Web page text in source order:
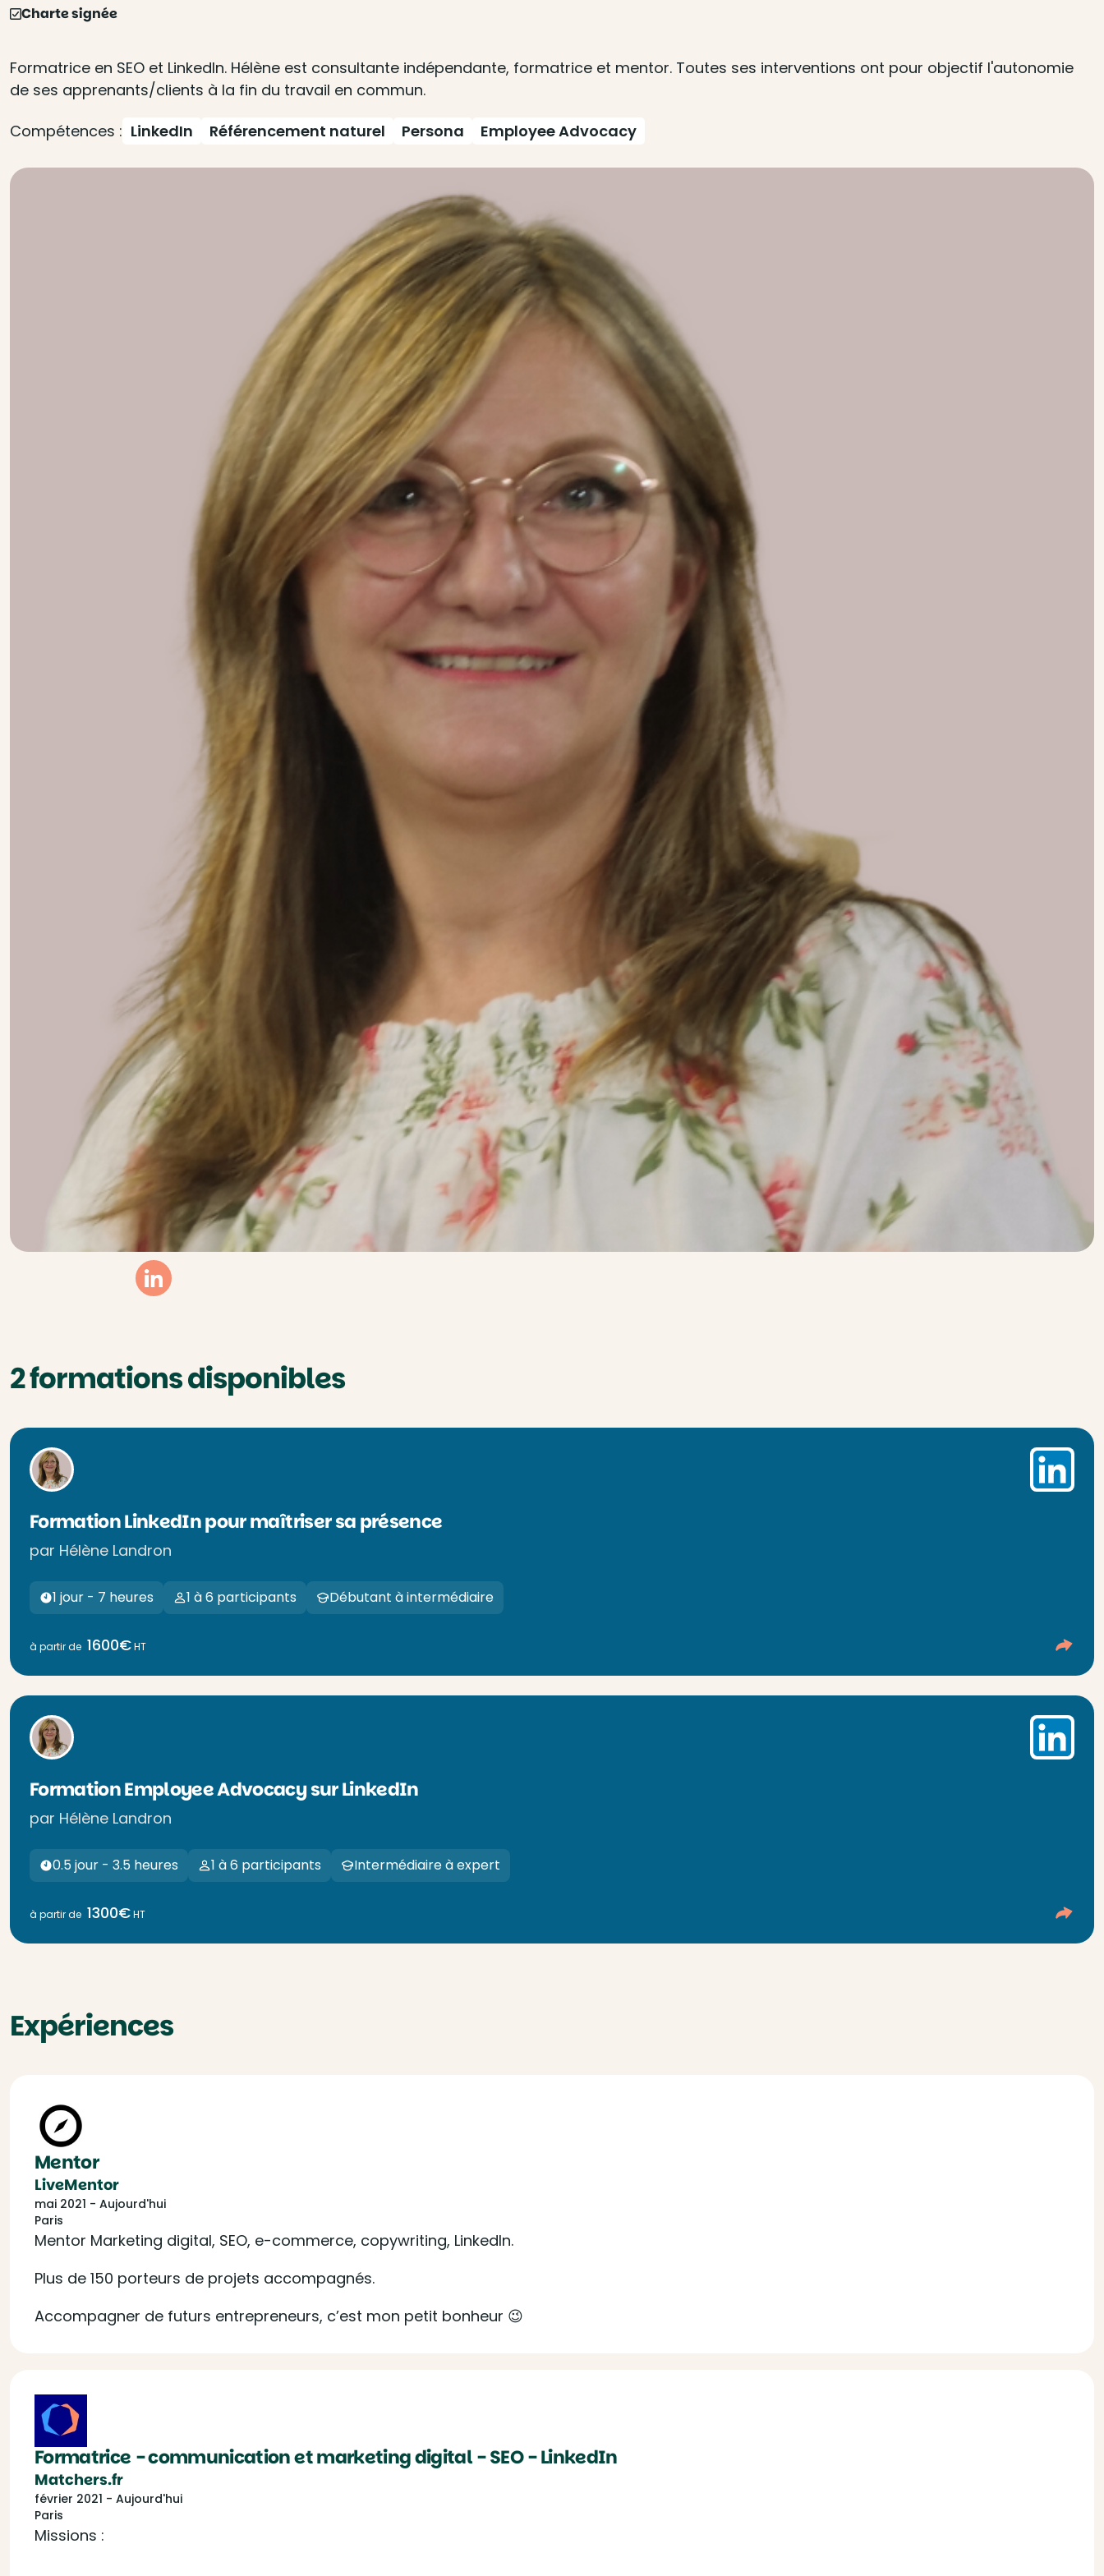
Charte signée
Formatrice en SEO et LinkedIn. Hélène est consultante indépendante, formatrice et mentor. Toutes ses interventions ont pour objectif l'autonomie
de ses apprenants/clients à la fin du travail en commun.
Compétences : LinkedIn Référencement naturel Persona Employee Advocacy
Linkedin
2 formations disponibles
Formation LinkedIn pour maîtriser sa présence
par Hélène Landron
1 jour - 7 heures 1 à 6 participants Débutant à intermédiaire
à partir de 1600€HT
Formation Employee Advocacy sur LinkedIn
par Hélène Landron
0.5 jour - 3.5 heures 1 à 6 participants Intermédiaire à expert
à partir de 1300€HT
Expériences
Mentor
LiveMentor
mai 2021 - Aujourd'hui
Paris
Mentor Marketing digital, SEO, e-commerce, copywriting, LinkedIn.
Plus de 150 porteurs de projets accompagnés.
Accompagner de futurs entrepreneurs, c’est mon petit bonheur 😉
Formatrice - communication et marketing digital - SEO - LinkedIn
Matchers.fr
février 2021 - Aujourd'hui
Paris
Missions :